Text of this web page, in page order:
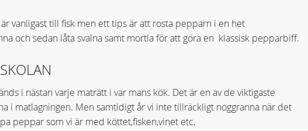
vanligast till fisk men ett tips är att rosta pepparn i en het
och sedan låta svalna samt mortla för att göra en klassisk pepparbiff.
i nästan varje maträtt i var mans kök. Det är en av de viktigaste
i matlagningen. Men samtidigt år vi inte tillräckligt noggranna när det
peppar som vi är med köttet,fisken,vinet etc.